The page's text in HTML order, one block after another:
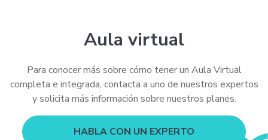
Aula virtual
Para conocer más sobre cómo tener un Aula Virtual
completa e integrada, contacta a uno de nuestros expertos
y solicita más información sobre nuestros planes.
HABLA CON UN EXPERTO